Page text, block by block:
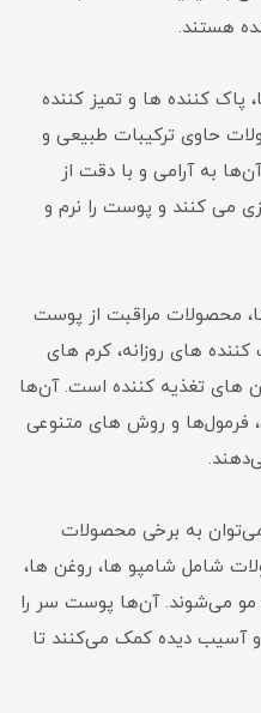
هستند.
پاک کننده ها و تمیز کننده
حاوی ترکیبات طبیعی و
به آرامی و با دقت از
می کنند و پوست را نرم و
محصولات مراقبت از پوست
های روزانه، کرم های
های تغذیه کننده است. آن‌ها
فرمول‌ها و روش های متنوعی
می‌توان به برخی محصولات
شامل شامپو ها، روغن ها،
می‌شوند. آن‌ها پوست سر را
آسیب دیده کمک می‌کنند تا